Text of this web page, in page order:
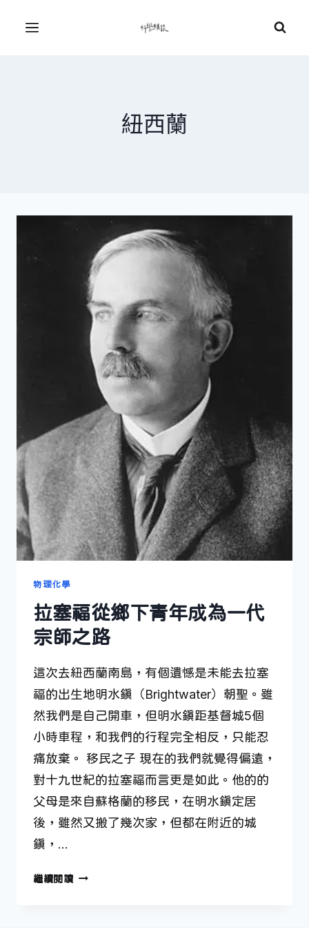
Menu
紐西蘭
物理化學
拉塞福從鄉下青年成為一代
宗師之路
這次去紐西蘭南島，有個遺憾是未能去拉塞
福的出生地明水鎮（Brightwater）朝聖。雖
然我們是自己開車，但明水鎮距基督城5個
小時車程，和我們的行程完全相反，只能忍
痛放棄。 移民之子 現在的我們就覺得偏遠，
對十九世紀的拉塞福而言更是如此。他的的
父母是來自蘇格蘭的移民，在明水鎮定居
後，雖然又搬了幾次家，但都在附近的城
鎮，…
繼續閱讀拉